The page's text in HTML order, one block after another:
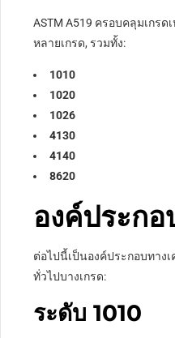
ASTM A519 ครอบคลุมเกร
หลายเกรด, รวมทั้ง:
1010
1020
1026
4130
4140
8620
องค์ประกอ
ต่อไปนี้เป็นองค์ประกอบทางเ
ทั่วไปบางเกรด:
ระดับ 1010